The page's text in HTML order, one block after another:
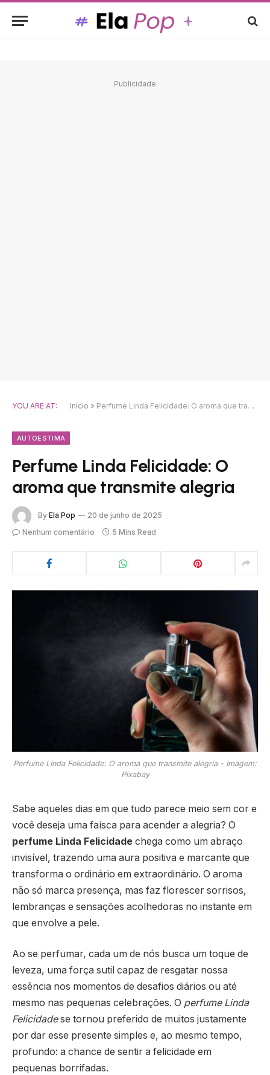
Publicidade
YOU ARE AT: Início » Perfume Linda Felicidade: O aroma que transmite alegria
AUTOESTIMA
Perfume Linda Felicidade: O
aroma que transmite alegria
By Ela Pop
20 de junho de 2025
Nenhum comentário
5 Mins Read
Perfume Linda Felicidade: O aroma que transmite alegria - Imagem:
Pixabay
Sabe aqueles dias em que tudo parece meio sem cor e
você deseja uma faísca para acender a alegria? O
perfume Linda Felicidade chega como um abraço
invisível, trazendo uma aura positiva e marcante que
transforma o ordinário em extraordinário. O aroma
não só marca presença, mas faz florescer sorrisos,
lembranças e sensações acolhedoras no instante em
que envolve a pele.
Ao se perfumar, cada um de nós busca um toque de
leveza, uma força sutil capaz de resgatar nossa
essência nos momentos de desafios diários ou até
mesmo nas pequenas celebrações. O perfume Linda
Felicidadese tornou preferido de muitos justamente
por dar esse presente simples e, ao mesmo tempo,
profundo: a chance de sentir a felicidade em
pequenas borrifadas.